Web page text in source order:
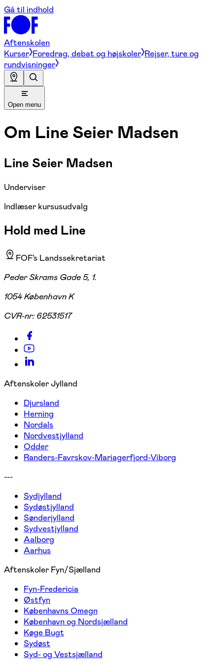
Gå til indhold
Aftenskolen
Kurser Foredrag, debat og højskoler Rejser, ture og
rundvisninger
Open menu
Om Line Seier Madsen
Line Seier Madsen
Underviser
Indlæser kursusudvalg
Hold med Line
FOF's Landssekretariat
Peder Skrams Gade 5, 1.
1054 København K
CVR-nr: 62531517
Aftenskoler Jylland
Djursland
Herning
Nordals
Nordvestjylland
Odder
Randers-Favrskov-Mariagerfjord-Viborg
---
Sydjylland
Sydøstjylland
Sønderjylland
Sydvestjylland
Aalborg
Aarhus
Aftenskoler Fyn/Sjælland
Fyn-Fredericia
Østfyn
Københavns Omegn
København og Nordsjælland
Køge Bugt
Sydøst
Syd- og Vestsjælland